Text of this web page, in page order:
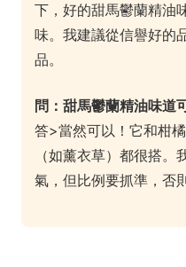
下，好的甜馬鬱蘭精油
味。我建議從信譽好的
品。
問：甜馬鬱蘭精油味道
答>當然可以！它和柑
（如薰衣草）都很搭
氣，但比例要抓準，否